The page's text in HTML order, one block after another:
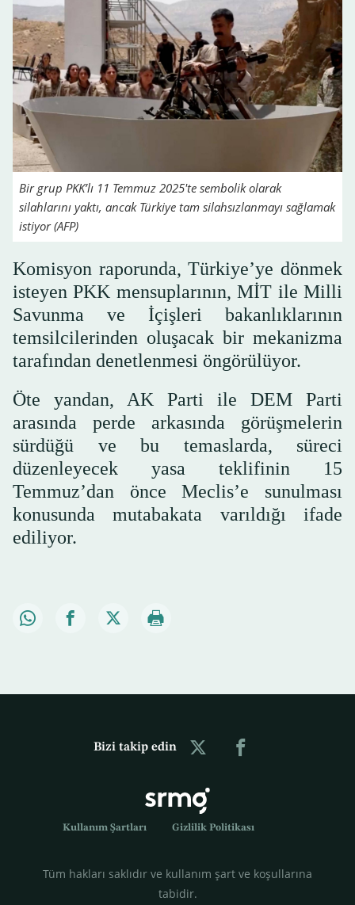
Bir grup PKK’lı 11 Temmuz 2025'te sembolik olarak
silahlarını yaktı, ancak Türkiye tam silahsızlanmayı sağlamak
istiyor (AFP)
Komisyon raporunda, Türkiye’ye dönmek
isteyen PKK mensuplarının, MİT ile Milli
Savunma ve İçişleri bakanlıklarının
temsilcilerinden oluşacak bir mekanizma
tarafından denetlenmesi öngörülüyor.
Öte yandan, AK Parti ile DEM Parti
arasında perde arkasında görüşmelerin
sürdüğü ve bu temaslarda, süreci
düzenleyecek yasa teklifinin 15
Temmuz’dan önce Meclis’e sunulması
konusunda mutabakata varıldığı ifade
ediliyor.
Bizi takip edin
Kullanım Şartları Gizlilik Politikası
Tüm hakları saklıdır ve kullanım şart ve koşullarına
tabidir.